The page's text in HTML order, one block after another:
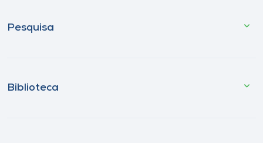
Pesquisa
Biblioteca